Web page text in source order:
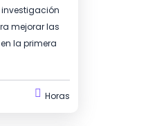
mejorar las
la primera
Horas